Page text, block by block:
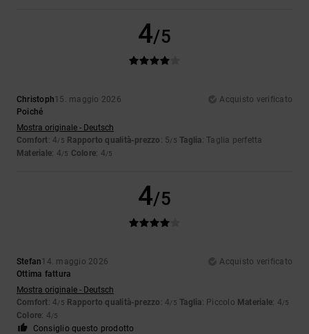
4/5
Christoph15. maggio 2026
Acquisto verificato
Poiché
Mostra originale - Deutsch
Comfort: 4/5 Rapporto qualità-prezzo : 5/5 Taglia: Taglia perfetta
Materiale: 4/5 Colore: 4/5
4/5
Stefan14. maggio 2026
Acquisto verificato
Ottima fattura
Mostra originale - Deutsch
Comfort: 4/5 Rapporto qualità-prezzo : 4/5 Taglia: Piccolo Materiale: 4/5
Colore: 4/5
Consiglio questo prodotto